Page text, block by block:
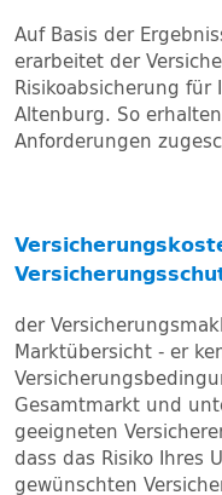
Auf Basis der
erarbeitet der
Risikoabsicherung
Altenburg. So
Anforderungen
der
Marktübersicht - er
Gesamtmarkt und
geeigneten
dass das Risiko Ihres
gewünschten